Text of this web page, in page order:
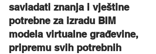
savladati znanja i vještine
potrebne za izradu BIM
modela virtualne građevine,
pripremu svih potrebnih